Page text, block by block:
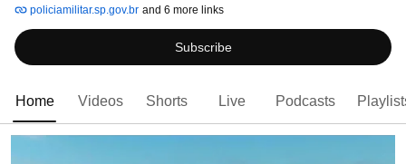
policiamilitar.sp.gov.br and 6 more links
Subscribe
Home Videos Shorts Live Podcasts